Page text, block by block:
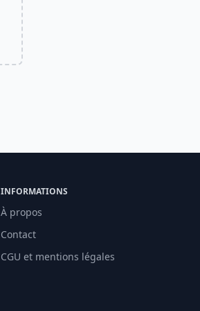
INFORMATIONS
À propos
Contact
CGU et mentions légales